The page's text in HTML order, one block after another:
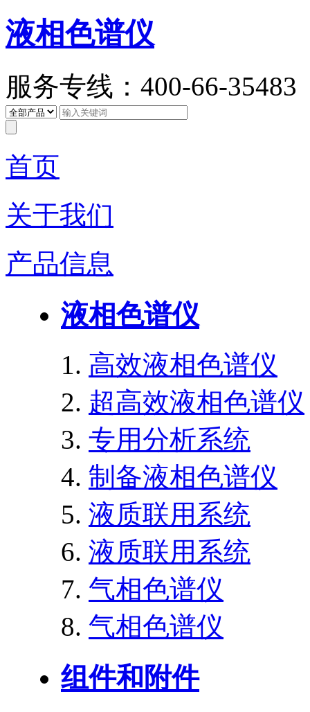
液相色谱仪
服务专线：400-66-35483
首页
关于我们
产品信息
液相色谱仪
高效液相色谱仪
超高效液相色谱仪
专用分析系统
制备液相色谱仪
液质联用系统
液质联用系统
气相色谱仪
气相色谱仪
组件和附件